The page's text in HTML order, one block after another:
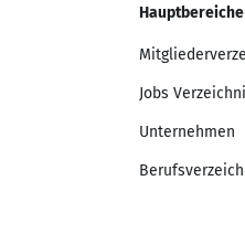
Hauptbereiche
Jobs
Unternehmen